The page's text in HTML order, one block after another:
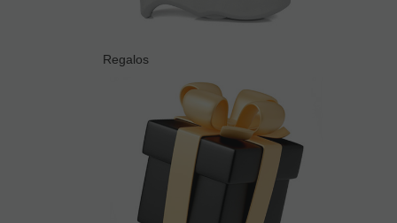
Regalos